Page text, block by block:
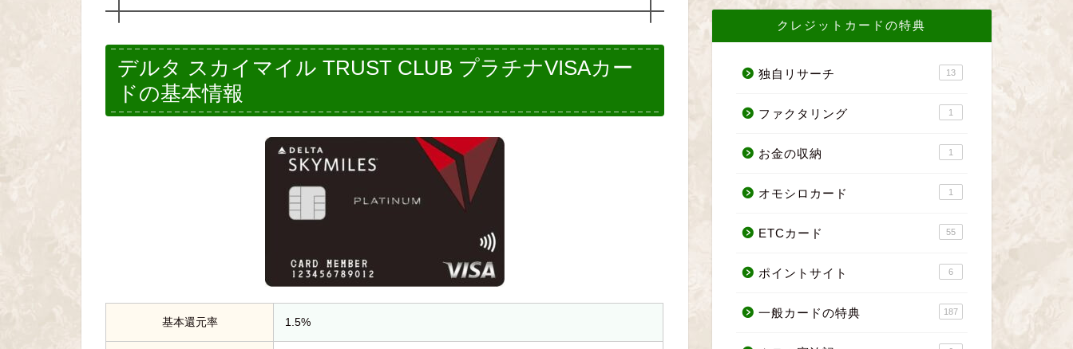
デルタ スカイマイル TRUST CLUB プラチナVISAカー
ドの基本情報
基本還元率 1.5%
クレジットカードの特典
独自リサーチ 13
ファクタリング 1
お金の収納 1
オモシロカード 1
ETCカード 55
ポイントサイト 6
一般カードの特典 187